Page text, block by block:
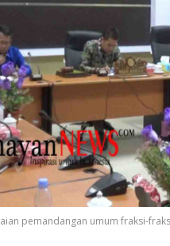
pemandangan umum fraksi-